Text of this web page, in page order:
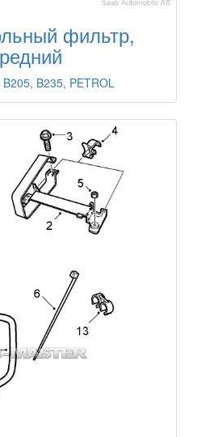
фильтр,
B235, PETROL